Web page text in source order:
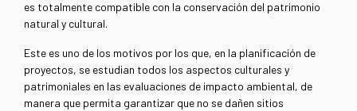
es totalmente compatible con la conservación del patrimonio
natural y cultural.
Este es uno de los motivos por los que, en la planificación de
proyectos, se estudian todos los aspectos culturales y
patrimoniales en las evaluaciones de impacto ambiental, de
manera que permita garantizar que no se dañen sitios